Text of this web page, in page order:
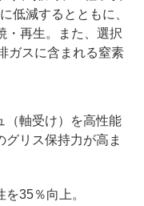
低減するとともに、
・再生。また、選択
ガスに含まれる窒素
（軸受け）を高性能
リス保持力が高ま
35％向上。